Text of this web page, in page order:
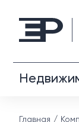
Главная